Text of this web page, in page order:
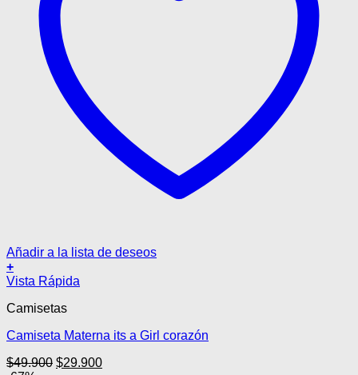
Añadir a la lista de deseos
+
Este
tiene
variantes.
opciones
Vista Rápida
Camisetas
Camiseta Materna its a Girl corazón
$49.900 El
$29.900El